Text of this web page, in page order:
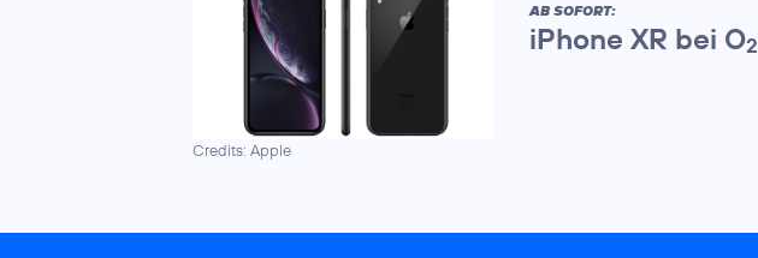
Credits: Apple
AB SOFORT:
iPhone XR bei O2